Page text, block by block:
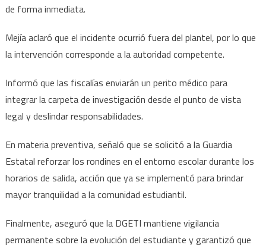
de forma inmediata.
Mejía aclaró que el incidente ocurrió fuera del plantel, por lo que
la intervención corresponde a la autoridad competente.
Informó que las fiscalías enviarán un perito médico para
integrar la carpeta de investigación desde el punto de vista
legal y deslindar responsabilidades.
En materia preventiva, señaló que se solicitó a la Guardia
Estatal reforzar los rondines en el entorno escolar durante los
horarios de salida, acción que ya se implementó para brindar
mayor tranquilidad a la comunidad estudiantil.
Finalmente, aseguró que la DGETI mantiene vigilancia
permanente sobre la evolución del estudiante y garantizó que